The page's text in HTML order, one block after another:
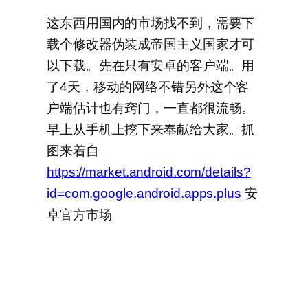
这东西用国内的市场找不到，需要下
载个修改器伪装成帝国主义国家才可
以下载。先在只有安卓的客户端。用
了4天，移动的网络不错另外这个客
户端估计也有窍门，一直都很流畅。
早上从手机上挖下来奉献给大家。抓
图来着自
https://market.android.com/details?
id=com.google.android.apps.plus 安
卓官方市场